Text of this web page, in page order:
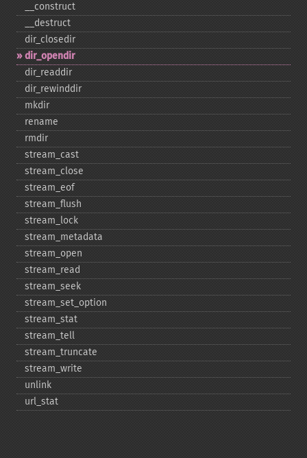
_​_​construct
_​_​destruct
dir_​closedir
dir_​opendir
dir_​readdir
dir_​rewinddir
mkdir
rename
rmdir
stream_​cast
stream_​close
stream_​eof
stream_​flush
stream_​lock
stream_​metadata
stream_​open
stream_​read
stream_​seek
stream_​set_​option
stream_​stat
stream_​tell
stream_​truncate
stream_​write
unlink
url_​stat